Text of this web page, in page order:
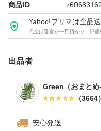
商品ID
Yahoo!フリマは全品
代金は運営が一旦預かり、評
出品者
Green（おまとめ-
（3664）
安心発送